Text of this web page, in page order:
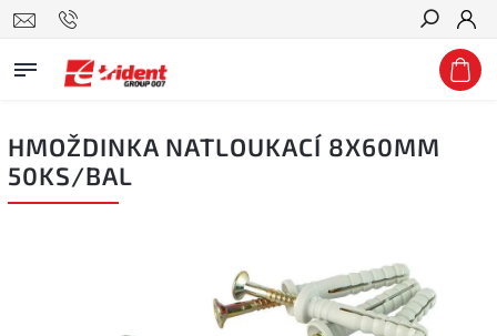
Hledat
HMOŽDINKA NATLOUKACÍ 8X60MM
50KS/BAL